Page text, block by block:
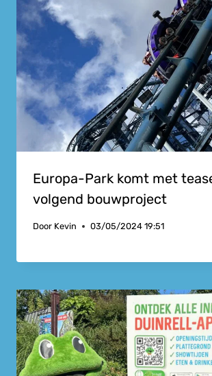
Europa-Park komt met
volgend bouwproject
Door Kevin 03/05/2024 19:51